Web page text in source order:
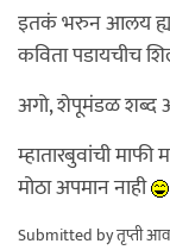
इतकं भरुन आलय
कविता पडायचीच
अगो, शेपूमंडळ शब्द
म्हातारबुवांची
मोठा अपमान नाही
Submitted byतृप्ती